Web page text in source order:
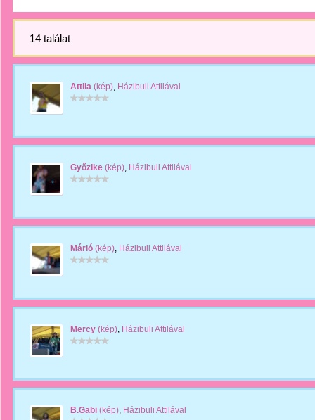
14 találat
Attila (kép), Házibuli Attilával
Győzike (kép), Házibuli Attilával
Márió (kép), Házibuli Attilával
Mercy (kép), Házibuli Attilával
B.Gabi (kép), Házibuli Attilával